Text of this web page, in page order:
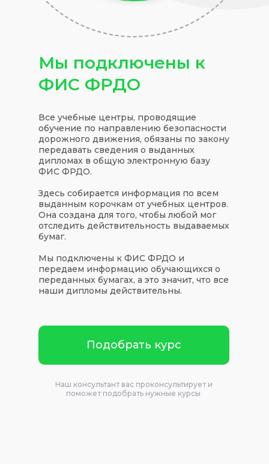
Все учебные центры, проводящие
обучение по направлению безопасности
дорожного движения, обязаны по закону
передавать сведения о выданных
дипломах в общую электронную базу
ФИС ФРДО.
Здесь собирается информация по всем
выданным корочкам от учебных центров.
Она создана для того, чтобы любой мог
отследить действительность выдаваемых
бумаг.
Мы подключены к ФИС ФРДО и
передаем информацию обучающихся о
переданных бумагах, а это значит, что все
наши дипломы действительны.
Наш консультант вас проконсультирует и
поможет подобрать нужные курсы
Подобрать курс
Мы подключены к
ФИС ФРДО